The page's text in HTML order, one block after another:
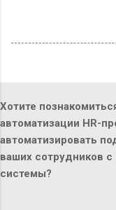
Хотите
автоматизации HR-
автоматизировать
ваших сотрудников
системы?